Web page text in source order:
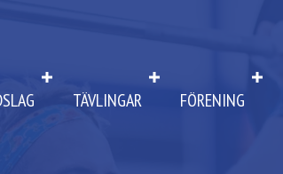
TÄVLINGAR FÖRENING